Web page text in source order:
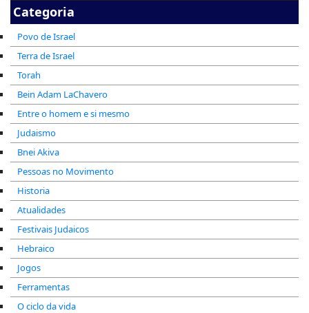
Categoria
Povo de Israel
Terra de Israel
Torah
Bein Adam LaChavero
Entre o homem e si mesmo
Judaismo
Bnei Akiva
Pessoas no Movimento
Historia
Atualidades
Festivais Judaicos
Hebraico
Jogos
Ferramentas
O ciclo da vida